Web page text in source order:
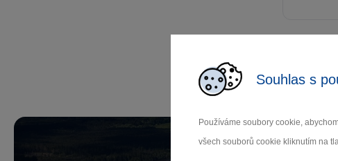
Souhlas s
Používáme soubory cookie,
všech souborů cookie kliknutím na